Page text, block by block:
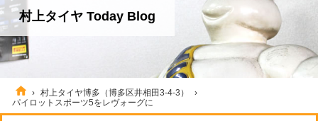
村上タイヤ Today Blog
› 村上タイヤ博多（博多区井相田3-4-3）
›
パイロットスポーツ5をレヴォーグに